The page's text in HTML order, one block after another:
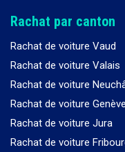
Rachat par canton
Rachat de voiture Vaud
Rachat de voiture Valais
Rachat de voiture
Rachat de voiture Genève
Rachat de voiture Jura
Rachat de voiture